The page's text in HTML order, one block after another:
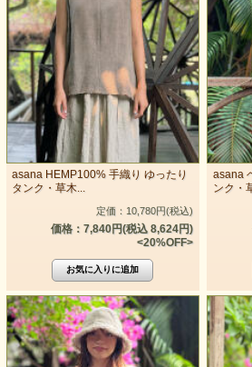
asana HEMP100% 手織り ゆったり
タンク・草木...
定価：10,780円(税込)
価格：7,840円(税込 8,624円)
<20%OFF>
asana
ンク・